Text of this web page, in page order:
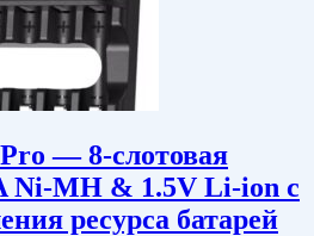
— 8-слотовая
Ni-MH & 1.5V Li-ion c
ресурса батарей